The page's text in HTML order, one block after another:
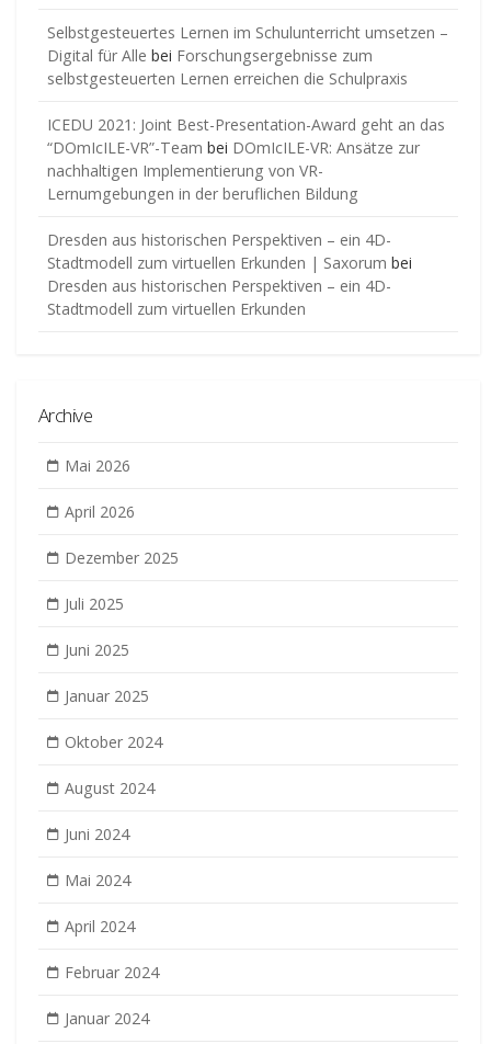
Selbstgesteuertes Lernen im Schulunterricht umsetzen –
Digital für Alle bei Forschungsergebnisse zum
selbstgesteuerten Lernen erreichen die Schulpraxis
ICEDU 2021: Joint Best-Presentation-Award geht an das
“DOmIcILE-VR”-Team bei DOmIcILE-VR: Ansätze zur
nachhaltigen Implementierung von VR-
Lernumgebungen in der beruflichen Bildung
Dresden aus historischen Perspektiven – ein 4D-
Stadtmodell zum virtuellen Erkunden | Saxorum bei
Dresden aus historischen Perspektiven – ein 4D-
Stadtmodell zum virtuellen Erkunden
Archive
Mai 2026
April 2026
Dezember 2025
Juli 2025
Juni 2025
Januar 2025
Oktober 2024
August 2024
Juni 2024
Mai 2024
April 2024
Februar 2024
Januar 2024